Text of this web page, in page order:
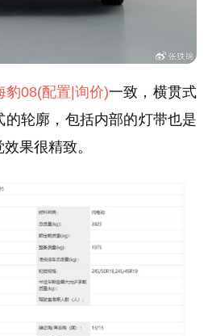
豹08(配置|询价)一致，横贯式
的轮廓，包括内部的灯带也是
果很精致。